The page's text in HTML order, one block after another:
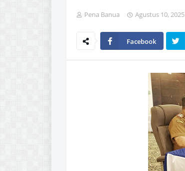
Pena Banua Agustus 10, 2025
Facebook